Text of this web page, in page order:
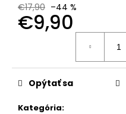
€17,90 –44 %
€9,90
Kategória:
Opýtať sa